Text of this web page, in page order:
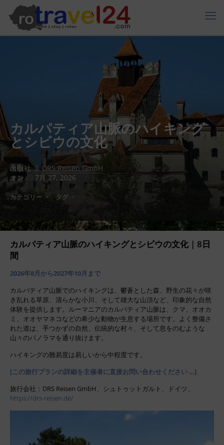
カルパティア山脈のハイキング
とシビウの文化
出版社
DRS Reisen GmbH
オン
7月 27, 2026
カテゴリー タグ
カルパティア山脈のハイキングとシビウの文化 | 8日
間
2026年8月から2027年10月まで
カルパティア山脈でのハイキングは、鬱蒼とした森、野生の花々が咲
き乱れる草原、清らかな小川、そして雄大な山頂など、印象的な自然
体験を提供します。ルーマニアのカルパティア山脈は、クマ、オオカ
ミ、オオヤマネコなどの希少な動物が生息する場所です。よく整備さ
れた道は、手つかずの自然、伝統的な村々、そして息をのむような
山々のパノラマを通り抜けます。
ハイキングの難易度は易しいから中程度です。
[この旅行プランの詳細を主催者に直接お問い合わせください …]
旅行会社：DRS Reisen GmbH、シュトゥットガルト、ドイツ、
https://drs-reisen.de/